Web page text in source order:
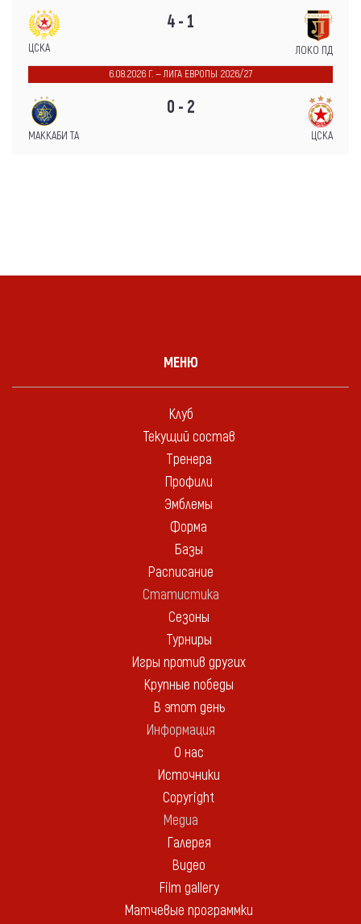
ЦСКА
4 - 1
ЛОКО ПД
6.08.2026 Г. — ЛИГА ЕВРОПЫ 2026/27
МАККАБИ ТА
0 - 2
ЦСКА
МЕНЮ
Клуб
Текущий состав
Тренера
Профили
Эмблемы
Форма
Базы
Расписание
Статистика
Сезоны
Турниры
Игры против других
Крупные победы
В этот день
Информация
О нас
Источники
Copyright
Медиа
Галерея
Видео
Film gallery
Матчевые программки